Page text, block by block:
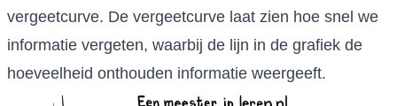
vergeetcurve. De vergeetcurve laat zien hoe snel we
informatie vergeten, waarbij de lijn in de grafiek de
hoeveelheid onthouden informatie weergeeft.